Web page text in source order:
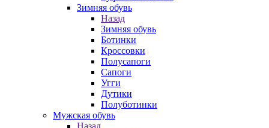
Зимняя обувь
Назад
Зимняя обувь
Ботинки
Кроссовки
Полусапоги
Сапоги
Угги
Дутики
Полуботинки
Мужская обувь
Назад